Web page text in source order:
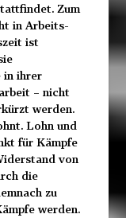
Zum
in Arbeits-
ist
in ihrer
– nicht
werden.
Lohn und
für Kämpfe
von
die
zu
werden.